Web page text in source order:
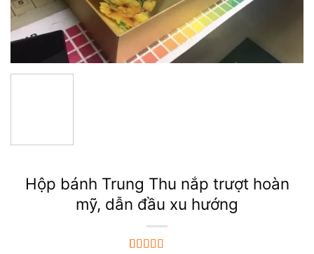
Hộp bánh Trung Thu nắp trượt hoàn
mỹ, dẫn đầu xu hướng